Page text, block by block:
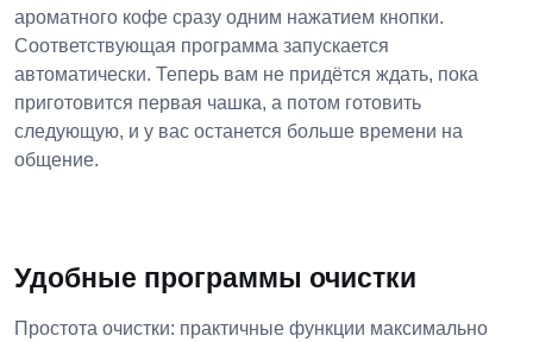
ароматного кофе сразу одним нажатием кнопки.
Соответствующая программа запускается
автоматически. Теперь вам не придётся ждать, пока
приготовится первая чашка, а потом готовить
следующую, и у вас останется больше времени на
общение.
Удобные программы очистки
Простота очистки: практичные функции максимально